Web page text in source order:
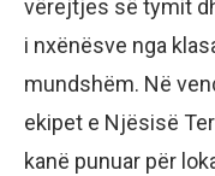
vërejtjes së tymit
i nxënësve nga
mundshëm. Në
ekipet e Njësisë
kanë punuar për